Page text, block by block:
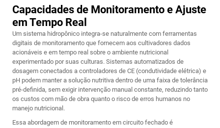
Capacidades de Monitoramento e Ajuste
em Tempo Real
Um sistema hidropônico integra-se naturalmente com ferramentas
digitais de monitoramento que fornecem aos cultivadores dados
acionáveis e em tempo real sobre o ambiente nutricional
experimentado por suas culturas. Sistemas automatizados de
dosagem conectados a controladores de CE (condutividade elétrica) e
pH podem manter a solução nutritiva dentro de uma faixa de tolerância
pré-definida, sem exigir intervenção manual constante, reduzindo tanto
os custos com mão de obra quanto o risco de erros humanos no
manejo nutricional.
Essa abordagem de monitoramento em circuito fechado é